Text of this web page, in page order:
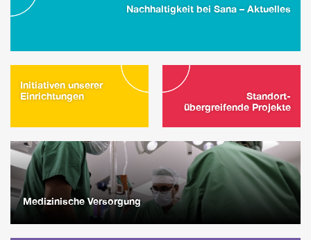
Nachhaltigkeit bei Sana – Aktuelles
Initiativen unserer
Einrichtungen
Standort-
übergreifende Projekte
Medizinische Versorgung